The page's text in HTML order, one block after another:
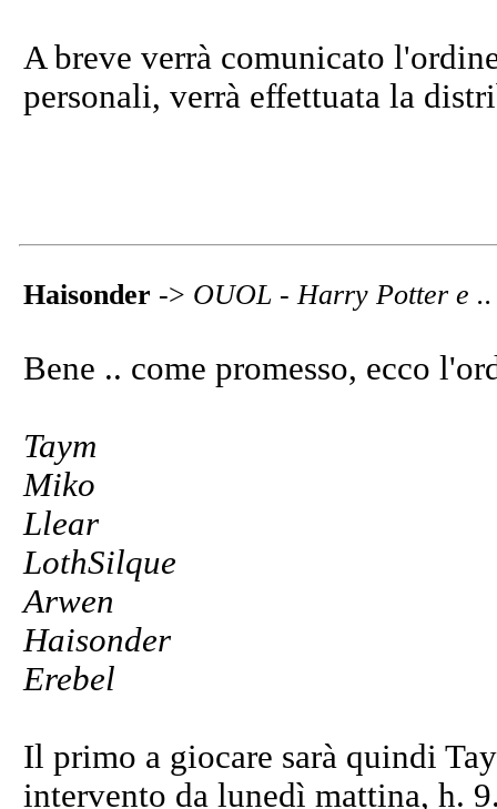
A breve verrà comunicato
personali, verrà effettuata la
Haisonder -> OUOL - Harry Potter e
Bene .. come promesso, ecco
Taym
Miko
Llear
LothSilque
Arwen
Haisonder
Erebel
Il primo a giocare sarà quindi
intervento da lunedì mattina, h.